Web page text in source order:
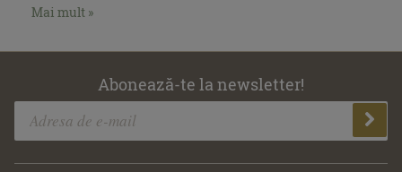
Mai mult »
Abonează-te la newsletter!